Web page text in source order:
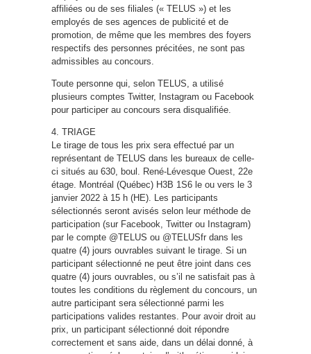
affiliées ou de ses filiales (« TELUS ») et les
employés de ses agences de publicité et de
promotion, de même que les membres des foyers
respectifs des personnes précitées, ne sont pas
admissibles au concours.
Toute personne qui, selon TELUS, a utilisé
plusieurs comptes Twitter, Instagram ou Facebook
pour participer au concours sera disqualifiée.
4. TRIAGE
Le tirage de tous les prix sera effectué par un
représentant de TELUS dans les bureaux de celle-
ci situés au 630, boul. René-Lévesque Ouest, 22e
étage. Montréal (Québec) H3B 1S6 le ou vers le 3
janvier 2022 à 15 h (HE). Les participants
sélectionnés seront avisés selon leur méthode de
participation (sur Facebook, Twitter ou Instagram)
par le compte @TELUS ou @TELUSfr dans les
quatre (4) jours ouvrables suivant le tirage. Si un
participant sélectionné ne peut être joint dans ces
quatre (4) jours ouvrables, ou s’il ne satisfait pas à
toutes les conditions du règlement du concours, un
autre participant sera sélectionné parmi les
participations valides restantes. Pour avoir droit au
prix, un participant sélectionné doit répondre
correctement et sans aide, dans un délai donné, à